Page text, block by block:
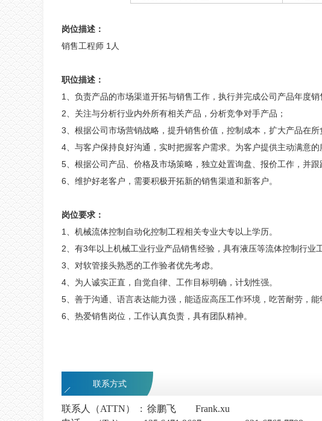
岗位描述：
销售工程师 1人
职位描述：
1、负责产品的市场渠道开拓与销售工作，执行并完成公司产品年度销
2、关注与分析行业内外所有相关产品，分析竞争对手产品；
3、根据公司市场营销战略，提升销售价值，控制成本，扩大产品在
4、与客户保持良好沟通，实时把握客户需求。为客户提供主动满意的
5、根据公司产品、价格及市场策略，独立处置询盘、报价工作，并
6、维护好老客户，需要积极开拓新的销售渠道和新客户。
岗位要求：
1、机械流体控制自动化控制工程相关专业大专以上学历。
2、有3年以上机械工业行业产品销售经验，具有液压等流体控制行业
3、对软管接头熟悉的工作验者优先考虑。
4、为人诚实正直，自觉自律、工作目标明确，计划性强。
5、善于沟通、语言表达能力强，能适应高压工作环境，吃苦耐劳，能
6、热爱销售岗位，工作认真负责，具有团队精神。
联系方式
联系人（ATTN） : 徐鹏飞 Frank.xu